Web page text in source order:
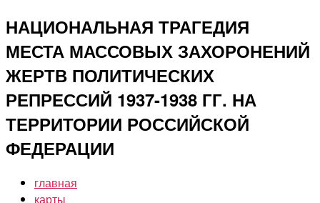
Перейти
к
содержимому
НАЦИОНАЛЬНАЯ ТРАГЕДИЯ
МЕСТА МАССОВЫХ ЗАХОРОНЕНИЙ
ЖЕРТВ ПОЛИТИЧЕСКИХ
РЕПРЕССИЙ 1937-1938 ГГ. НА
ТЕРРИТОРИИ РОССИЙСКОЙ
ФЕДЕРАЦИИ
главная
карты